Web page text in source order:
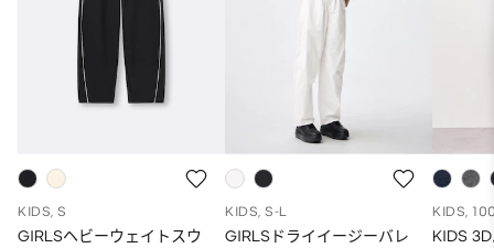
KIDS, S
GIRLSヘビーウェイトスウ
KIDS, S-L
GIRLSドライイージーバレ
KIDS,
KIDS